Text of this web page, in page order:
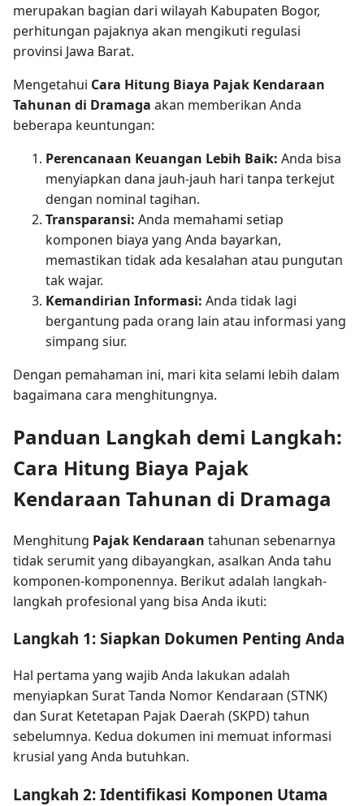
merupakan bagian dari wilayah Kabupaten Bogor,
perhitungan pajaknya akan mengikuti regulasi
provinsi Jawa Barat.
Mengetahui Cara Hitung Biaya Pajak Kendaraan
Tahunan di Dramaga akan memberikan Anda
beberapa keuntungan:
Perencanaan Keuangan Lebih Baik: Anda bisa
menyiapkan dana jauh-jauh hari tanpa terkejut
dengan nominal tagihan.
Transparansi: Anda memahami setiap
komponen biaya yang Anda bayarkan,
memastikan tidak ada kesalahan atau pungutan
tak wajar.
Kemandirian Informasi: Anda tidak lagi
bergantung pada orang lain atau informasi yang
simpang siur.
Dengan pemahaman ini, mari kita selami lebih dalam
bagaimana cara menghitungnya.
Panduan Langkah demi Langkah:
Cara Hitung Biaya Pajak
Kendaraan Tahunan di Dramaga
Menghitung Pajak Kendaraan tahunan sebenarnya
tidak serumit yang dibayangkan, asalkan Anda tahu
komponen-komponennya. Berikut adalah langkah-
langkah profesional yang bisa Anda ikuti:
Langkah 1: Siapkan Dokumen Penting Anda
Hal pertama yang wajib Anda lakukan adalah
menyiapkan Surat Tanda Nomor Kendaraan (STNK)
dan Surat Ketetapan Pajak Daerah (SKPD) tahun
sebelumnya. Kedua dokumen ini memuat informasi
krusial yang Anda butuhkan.
Langkah 2: Identifikasi Komponen Utama